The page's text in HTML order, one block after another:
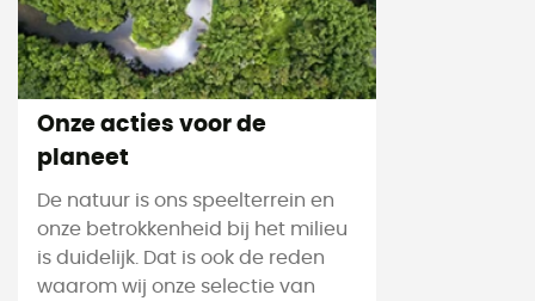
Onze acties voor de
planeet
De natuur is ons speelterrein en
onze betrokkenheid bij het milieu
is duidelijk. Dat is ook de reden
waarom wij onze selectie van